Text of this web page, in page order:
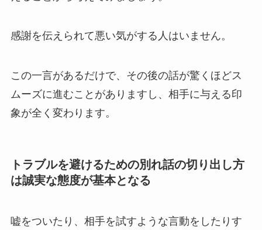
感謝を伝えられて悪い気がする人はいません。
この一言があるだけで、その後の話が驚くほどス
ムーズに進むことがありますし、 相手に与える印
象が全く変わります。
トラブルを避けるための別れ話の切り出し方
は誠実な態度が基本となる
嘘をついたり、相手を試すような言動をしたりす